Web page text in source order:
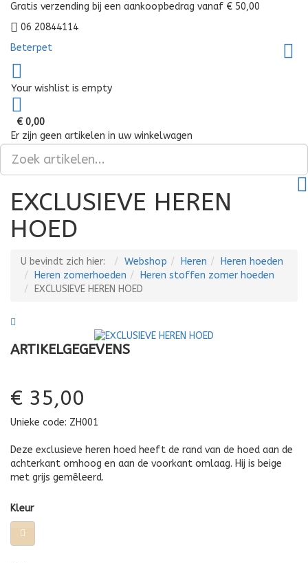
Gratis verzending bij een aankoopbedrag vanaf € 50,00
06 20844114
Beterpet
Your wishlist is empty
€ 0,00
Er zijn geen artikelen in uw winkelwagen
EXCLUSIEVE HEREN
HOED
U bevindt zich hier: Webshop Heren
Heren hoeden
Heren zomerhoeden
Heren stoffen zomer hoeden
EXCLUSIEVE HEREN HOED
HOED
ARTIKELGEGEVENS
€ 35,00
Unieke code: ZH001
Deze exclusieve heren hoed heeft de rand van de hoed aan de
achterkant omhoog en aan de voorkant omlaag. Hij is beige
met grijs gemêleerd.
Kleur